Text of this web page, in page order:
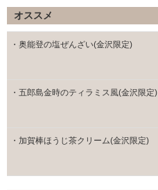
オススメ
・奥能登の塩ぜんざい(金沢限定)
・五郎島金時のティラミス風(金沢限定)
・加賀棒ほうじ茶クリーム(金沢限定)